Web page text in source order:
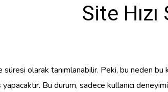
Site
olarak tanımlanabilir. Peki, bu neden
Bu durum, sadece kullanıcı